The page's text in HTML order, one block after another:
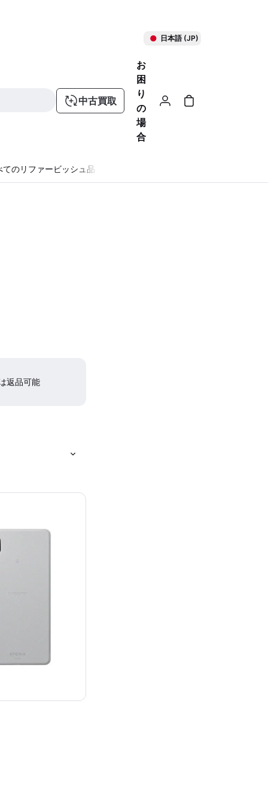
日本語 (JP)
中古買取
お
困
り
の
場
合
てのリファービッシュ品
返品可能